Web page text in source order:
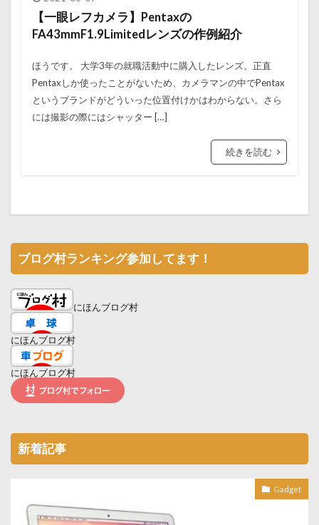
【一眼レフカメラ】Pentaxの
FA43mmF1.9Limitedレンズの作例紹介
ほうです。 大学3年の就職活動中に購入したレンズ。正直
Pentaxしか使ったことがないため、カメラマンの中でPentax
というブランドがどういった位置付けかはわからない。さら
には撮影の際にはシャッター […]
続きを読む
ブログ村ランキング参加してます！
にほんブログ村
にほんブログ村
にほんブログ村
新着記事
Gadget